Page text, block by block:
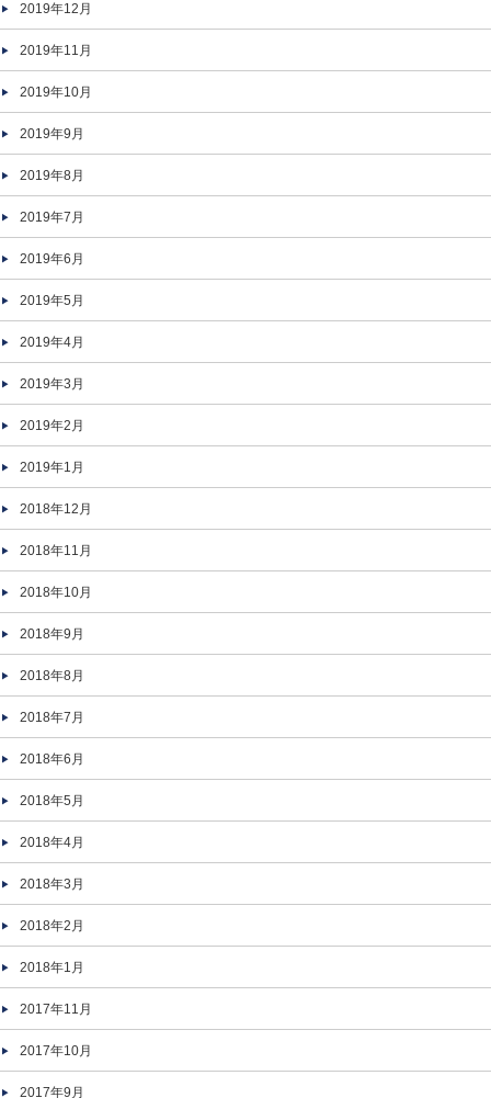
2019年12月
2019年11月
2019年10月
2019年9月
2019年8月
2019年7月
2019年6月
2019年5月
2019年4月
2019年3月
2019年2月
2019年1月
2018年12月
2018年11月
2018年10月
2018年9月
2018年8月
2018年7月
2018年6月
2018年5月
2018年4月
2018年3月
2018年2月
2018年1月
2017年11月
2017年10月
2017年9月